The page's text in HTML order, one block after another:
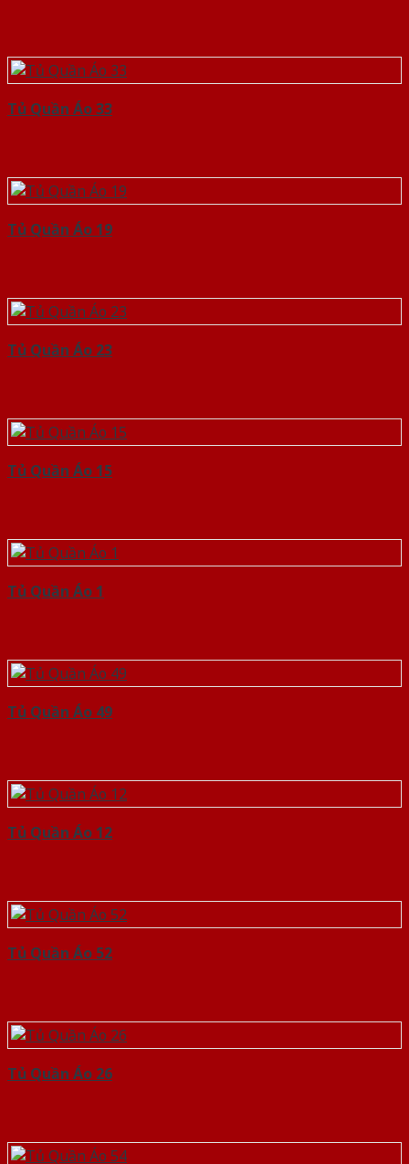
Tủ Quần Áo 33
Tủ Quần Áo 19
Tủ Quần Áo 23
Tủ Quần Áo 15
Tủ Quần Áo 1
Tủ Quần Áo 49
Tủ Quần Áo 12
Tủ Quần Áo 52
Tủ Quần Áo 26